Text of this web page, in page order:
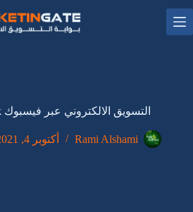
التجاوز
إلى
المحتوى
التسويق الالكتروني عبر فيسبوك Facebook
Rami Alshami أكتوبر 4, 2021